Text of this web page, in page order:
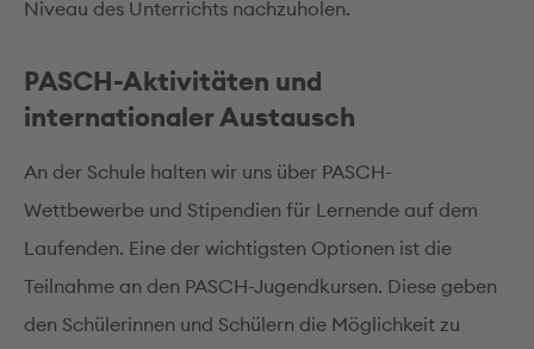
Niveau des Unterrichts nachzuholen.
PASCH-Aktivitäten und
internationaler Austausch
An der Schule halten wir uns über PASCH-
Wettbewerbe und Stipendien für Lernende auf dem
Laufenden. Eine der wichtigsten Optionen ist die
Teilnahme an den PASCH-Jugendkursen. Diese geben
den Schülerinnen und Schülern die Möglichkeit zu